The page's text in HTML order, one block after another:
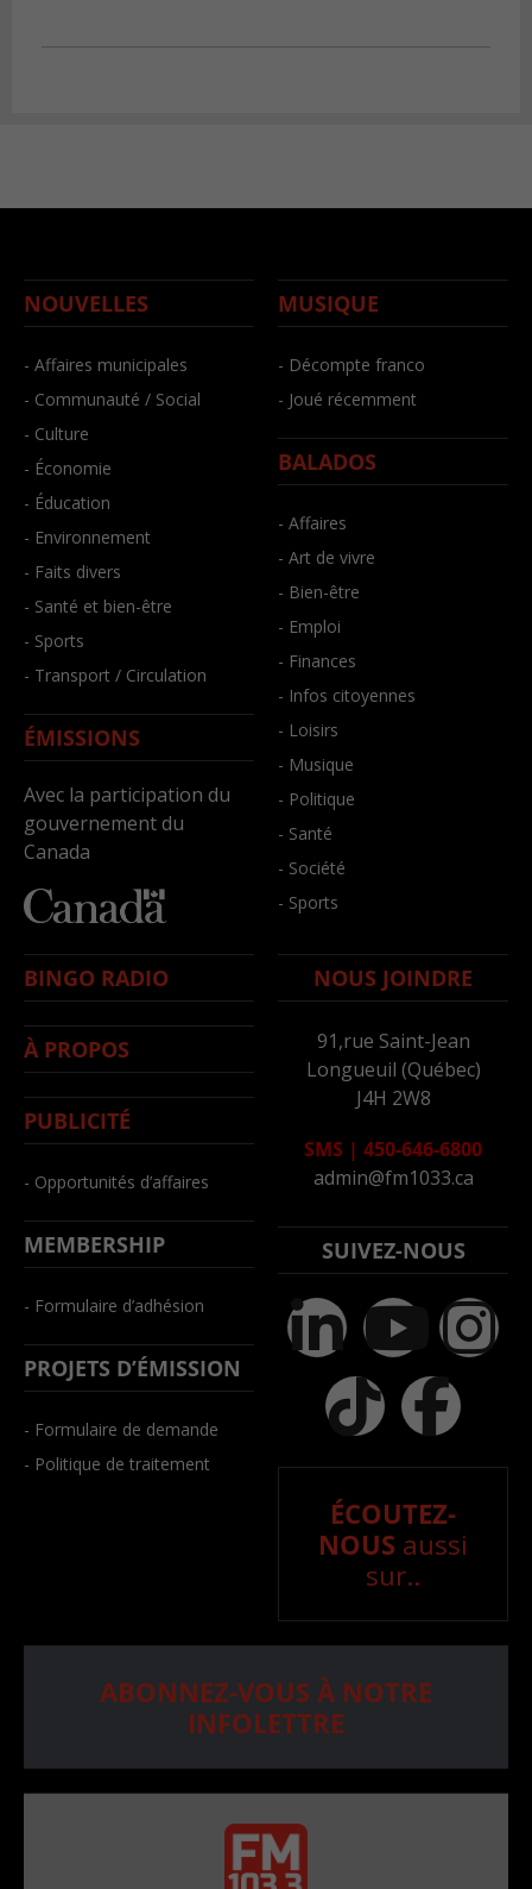
NOUVELLES
- Affaires municipales
- Communauté / Social
- Culture
- Économie
- Éducation
- Environnement
- Faits divers
- Santé et bien-être
- Sports
- Transport / Circulation
ÉMISSIONS
Avec la participation du
gouvernement du
Canada
MUSIQUE
- Décompte franco
- Joué récemment
BALADOS
- Affaires
- Art de vivre
- Bien-être
- Emploi
- Finances
- Infos citoyennes
- Loisirs
- Musique
- Politique
- Santé
- Société
- Sports
BINGO RADIO
À PROPOS
PUBLICITÉ
- Opportunités d’affaires
MEMBERSHIP
- Formulaire d’adhésion
PROJETS D’ÉMISSION
- Formulaire de demande
- Politique de traitement
NOUS JOINDRE
91,rue Saint-Jean
Longueuil (Québec)
J4H 2W8
SMS | 450-646-6800
admin@fm1033.ca
SUIVEZ-NOUS
ÉCOUTEZ-
NOUS aussi
sur..
ABONNEZ-VOUS À NOTRE
INFOLETTRE